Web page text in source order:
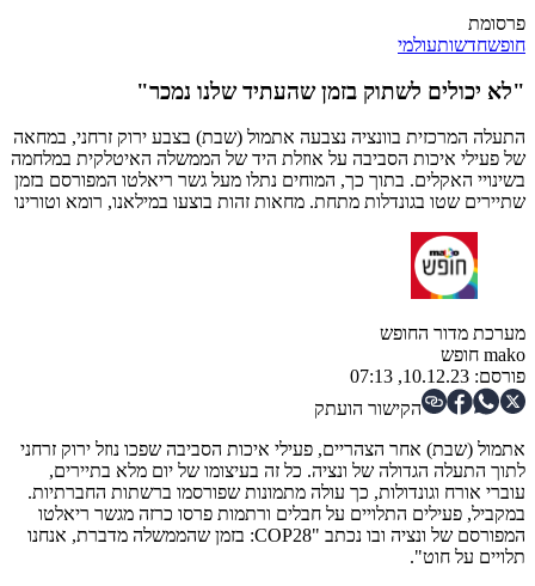
פרסומת
חופשחדשותעולמי
"לא יכולים לשתוק בזמן שהעתיד שלנו נמכר"
התעלה המרכזית בוונציה נצבעה אתמול (שבת) בצבע ירוק זרחני, במחאה
של פעילי איכות הסביבה על אוזלת היד של הממשלה האיטלקית במלחמה
בשינויי האקלים. בתוך כך, המוחים נתלו מעל גשר ריאלטו המפורסם בזמן
שתיירים שטו בגונדלות מתחת. מחאות זהות בוצעו במילאנו, רומא וטורינו
מערכת מדור החופש
mako חופש
פורסם: 10.12.23, 07:13
הקישור הועתק
אתמול (שבת) אחר הצהריים, פעילי איכות הסביבה שפכו נוזל ירוק זרחני
לתוך התעלה הגדולה של ונציה. כל זה בעיצומו של יום מלא בתיירים,
עוברי אורח וגונדולות, כך עולה מתמונות שפורסמו ברשתות החברתיות.
במקביל, פעילים התלויים על חבלים ורתמות פרסו כרזה מגשר ריאלטו
המפורסם של ונציה ובו נכתב "COP28: בזמן שהממשלה מדברת, אנחנו
תלויים על חוט".